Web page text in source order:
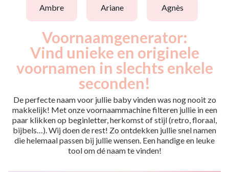
ambre ariane agnès
Voornaamgenerator:
Vind unieke en originele
voornamen in slechts enkele
seconden!
De perfecte naam voor jullie baby vinden was nog nooit zo
makkelijk! Met onze voornaammachine filteren jullie in een
paar klikken op beginletter, herkomst of stijl (retro, floraal,
bijbels…). Wij doen de rest! Zo ontdekken jullie snel namen
die helemaal passen bij jullie wensen. Een handige en leuke
tool om dé naam te vinden!